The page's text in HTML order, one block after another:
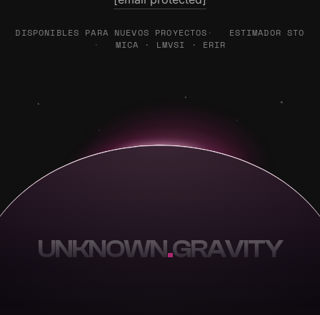
DISPONIBLES PARA NUEVOS PROYECTOS
ESTIMADOR STO
MICA · LMVSI · ERIR
UNKNOWN.GRAVITY